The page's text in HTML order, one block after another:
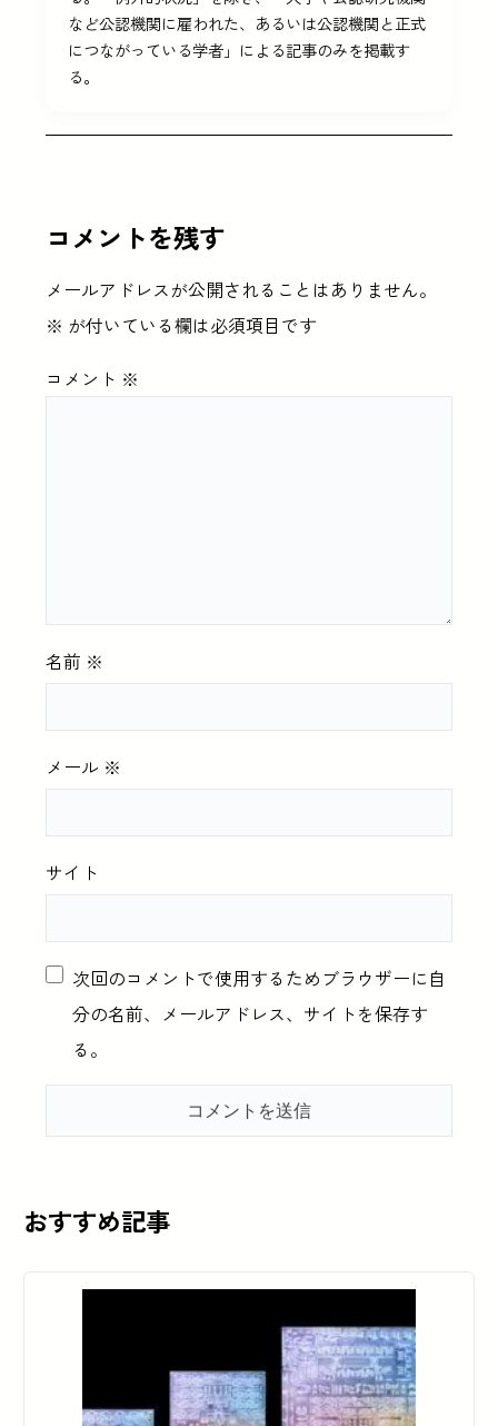
など公認機関に雇われた、あるいは公認機関と正式
につながっている学者」による記事のみを掲載す
る。
コメントを残す
メールアドレスが公開されることはありません。
※ が付いている欄は必須項目です
コメント ※
名前 ※
メール ※
サイト
次回のコメントで使用するためブラウザーに自
分の名前、メールアドレス、サイトを保存す
る。
おすすめ記事